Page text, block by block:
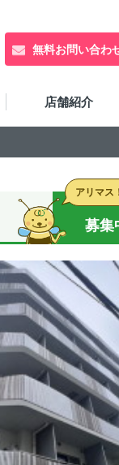
無料お問い合わ
店舗紹介
募集
アリマス！